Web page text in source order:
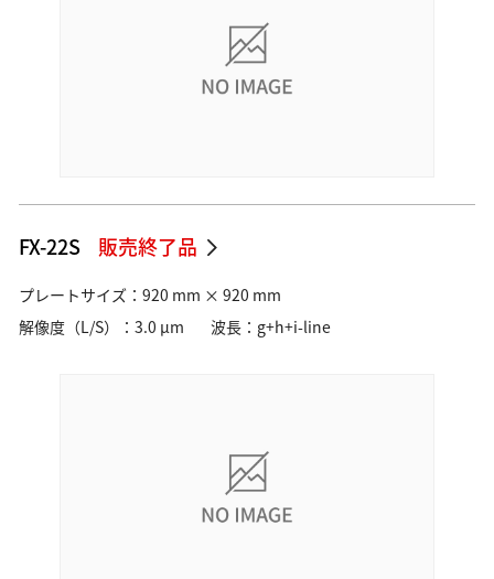
FX-22S 販売終了品
プレートサイズ：920 mm × 920 mm
解像度（L/S）：3.0 µm
波長：g+h+i-line